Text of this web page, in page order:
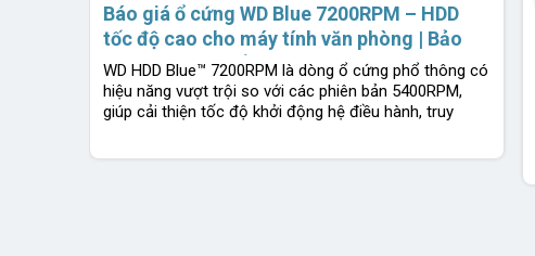
Báo giá ổ cứng WD Blue 7200RPM – HDD
tốc độ cao cho máy tính văn phòng | Bảo
hành 2 năm 1 đổi 1 | Chính hãng Western
Digital
WD HDD Blue™ 7200RPM là dòng ổ cứng phổ thông có
hiệu năng vượt trội so với các phiên bản 5400RPM,
giúp cải thiện tốc độ khởi động hệ điều hành, truy